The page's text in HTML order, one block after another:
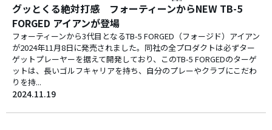
グッとくる絶対打感 フォーティーンからNEW TB-5
FORGED アイアンが登場
フォーティーンから3代目となるTB-5 FORGED（フォージド）アイアン
が2024年11月8日に発売されました。同社の全プロダクトは必ずター
ゲットプレーヤーを据えて開発しており、このTB-5 FORGEDのターゲ
ットは、長いゴルフキャリアを持ち、自分のプレーやクラブにこだわ
りを持...
2024.11.19